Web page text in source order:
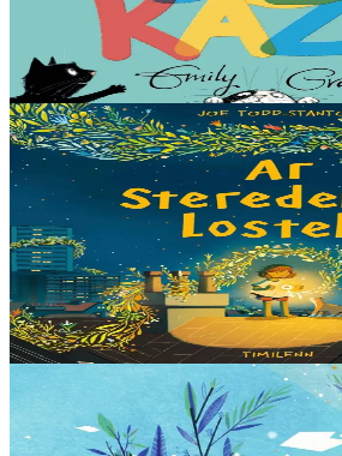
En stock
13,00 €
Voir
Acheter
3 ans et plus
Timilenn
The Comet
Nyla est allée vivre en ville, mais elle
qui lui manque de son ancienne maison.
dans les rues de la...
En stock14,00 €
Voir
Acheter
Une fleur sur la banquise